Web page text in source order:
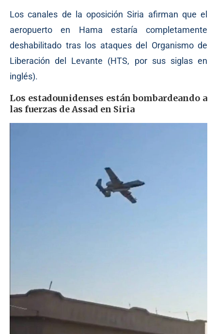
Los canales de la oposición Siria afirman que el
aeropuerto en Hama estaría completamente
deshabilitado tras los ataques del Organismo de
Liberación del Levante (HTS, por sus siglas en
inglés).
Los estadounidenses están bombardeando a
las fuerzas de Assad en Siria